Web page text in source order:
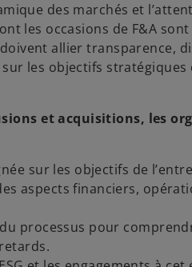
des marchés et
les occasions de F&A
allier transparence,
les objectifs stratégiques
et acquisitions, les
sur les objectifs de
aspects financiers,
processus pour